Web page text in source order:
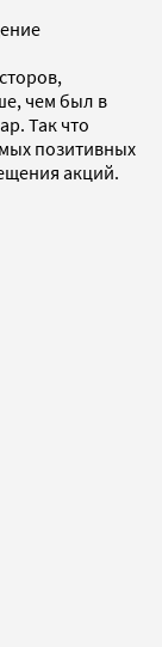
чем был в
Так что
позитивных
акций.